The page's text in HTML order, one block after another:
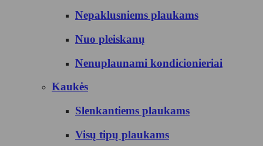
Nepaklusniems plaukams
Nuo pleiskanų
Nenuplaunami kondicionieriai
Kaukės
Slenkantiems plaukams
Visų tipų plaukams